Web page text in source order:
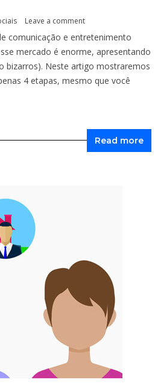
Leave a comment
comunicação e entretenimento
mercado é enorme, apresentando
bizarros). Neste artigo mostraremos
4 etapas, mesmo que você
Read more